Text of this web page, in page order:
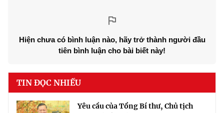
Hiện chưa có bình luận nào, hãy trở thành người đầu
tiên bình luận cho bài biết này!
TIN ĐỌC NHIỀU
Yêu cầu của Tổng Bí thư, Chủ tịch